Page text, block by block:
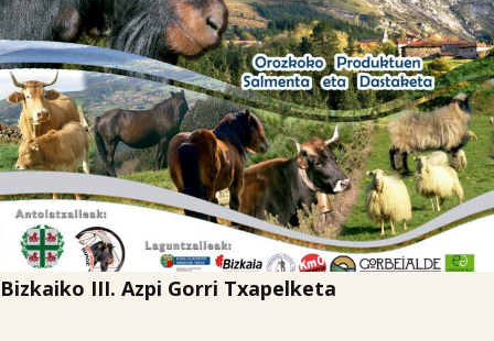
Bizkaiko III. Azpi Gorri Txapelketa